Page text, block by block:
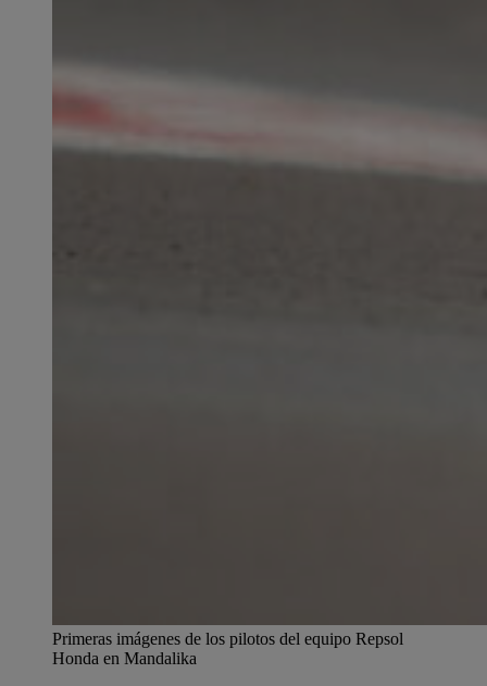
Primeras imágenes de los pilotos del equipo Repsol
Honda en Mandalika